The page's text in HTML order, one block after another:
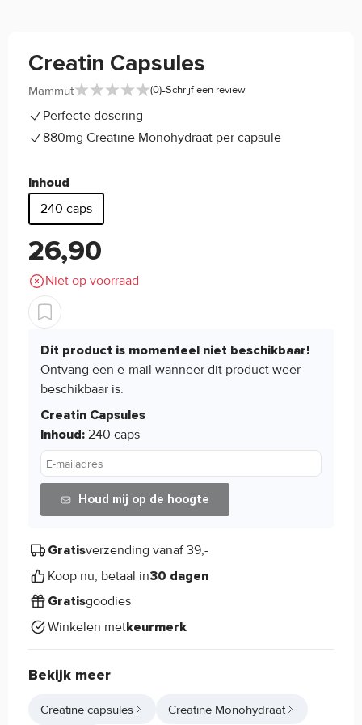
Creatin Capsules
Mammut (0)-Schrijf een review
Perfecte dosering
880mg Creatine Monohydraat per capsule
Inhoud
240 caps
26,90
Niet op voorraad
Dit product is momenteel niet beschikbaar!
Ontvang een e-mail wanneer dit product weer
beschikbaar is.
Creatin Capsules
Inhoud: 240 caps
E-mailadres
Houd mij op de hoogte
Gratisverzending vanaf 39,-
Koop nu, betaal in30 dagen
Gratisgoodies
Winkelen metkeurmerk
Bekijk meer
Creatine capsules Creatine Monohydraat